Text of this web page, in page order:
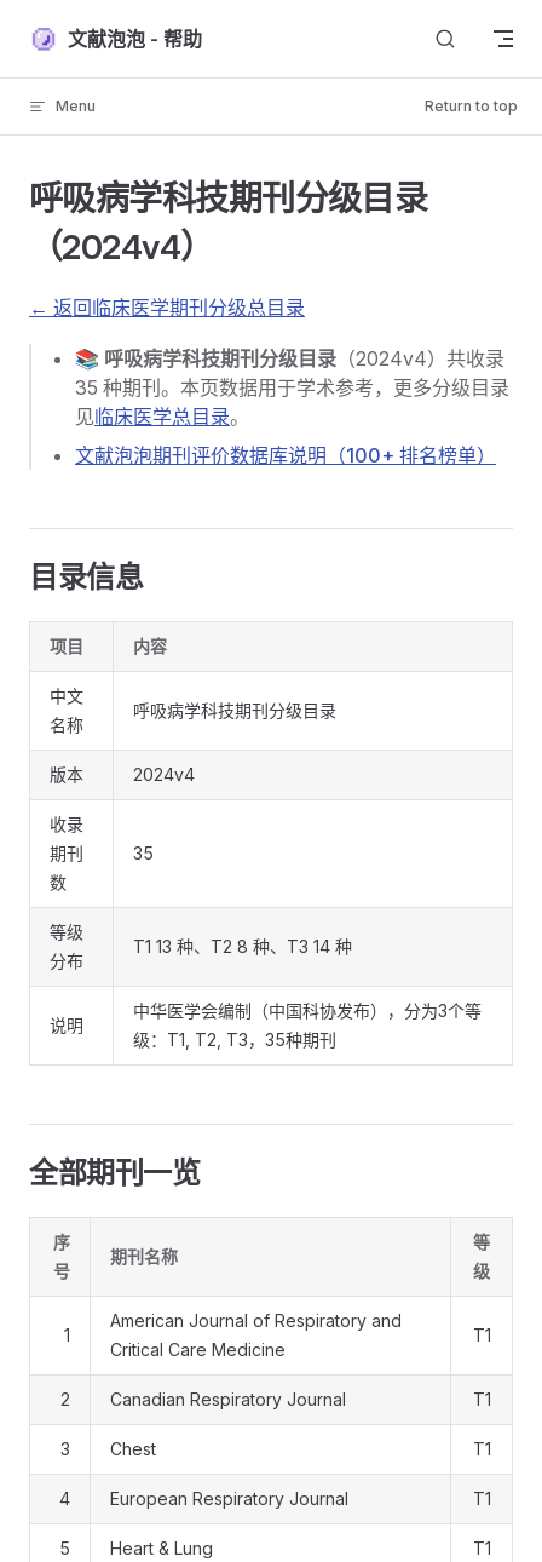
Skip to content
文献泡泡 - 帮助
Menu Return to top
呼吸病学科技期刊分级目录
（2024v4）
← 返回临床医学期刊分级总目录
📚 呼吸病学科技期刊分级目录 （2024v4）共收录
35 种期刊。本页数据用于学术参考，更多分级目录
见临床医学总目录。
文献泡泡期刊评价数据库说明（100+ 排名榜单）
目录信息
项目 内容
中文
名称
呼吸病学科技期刊分级目录
版本 2024v4
收录
期刊
数
35
等级
分布
T1 13 种、T2 8 种、T3 14 种
说明
中华医学会编制（中国科协发布），分为3个等
级：T1, T2, T3，35种期刊
全部期刊一览
序
号
期刊名称
等
级
1
American Journal of Respiratory and
Critical Care Medicine
T1
2 Canadian Respiratory Journal T1
3 Chest T1
4 European Respiratory Journal T1
5 Heart & Lung T1